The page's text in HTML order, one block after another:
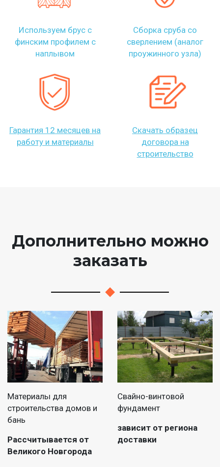
Используем брус с
финским профилем с
наплывом
Сборка сруба со
сверлением (аналог
проужинного узла)
Гарантия 12 месяцев на
работу и материалы
Скачать образец
договора на
строительство
Дополнительно можно
заказать
Материалы для
строительства домов и
бань
Рассчитывается от
Великого Новгорода
Свайно-винтовой
фундамент
зависит от региона
доставки